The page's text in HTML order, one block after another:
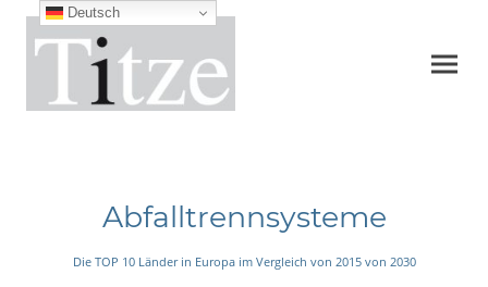
Abfalltrennsysteme
Die TOP 10 Länder in Europa im Vergleich von 2015 von 2030
Deutsch